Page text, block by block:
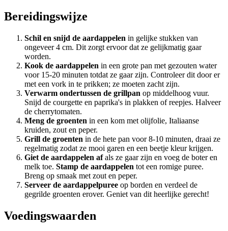
Bereidingswijze
Schil en snijd de aardappelen in gelijke stukken van
ongeveer 4 cm. Dit zorgt ervoor dat ze gelijkmatig gaar
worden.
Kook de aardappelen in een grote pan met gezouten water
voor 15-20 minuten totdat ze gaar zijn. Controleer dit door er
met een vork in te prikken; ze moeten zacht zijn.
Verwarm ondertussen de grillpan op middelhoog vuur.
Snijd de courgette en paprika's in plakken of reepjes. Halveer
de cherrytomaten.
Meng de groenten in een kom met olijfolie, Italiaanse
kruiden, zout en peper.
Grill de groenten in de hete pan voor 8-10 minuten, draai ze
regelmatig zodat ze mooi garen en een beetje kleur krijgen.
Giet de aardappelen afals ze gaar zijn en voeg de boter en
melk toe. Stamp de aardappelen tot een romige puree.
Breng op smaak met zout en peper.
Serveer de aardappelpuree op borden en verdeel de
gegrilde groenten erover. Geniet van dit heerlijke gerecht!
Voedingswaarden